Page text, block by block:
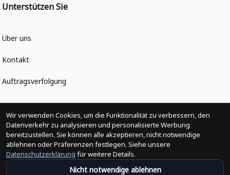
Unterstützen Sie
Über uns
Kontakt
Auftragsverfolgung
Politiken
Änderungen der Bestellung
Versandpolitik
Wir verwenden Cookies, um die Funktionalität zu verbessern, den
Datenverkehr zu analysieren und personalisierte Werbung
bereitzustellen. Sie können alle akzeptieren, nicht notwendige
ablehnen oder Präferenzen festlegen. Siehe unsere
Datenschutzerklärung für weitere Details.
Nicht notwendige ablehnen